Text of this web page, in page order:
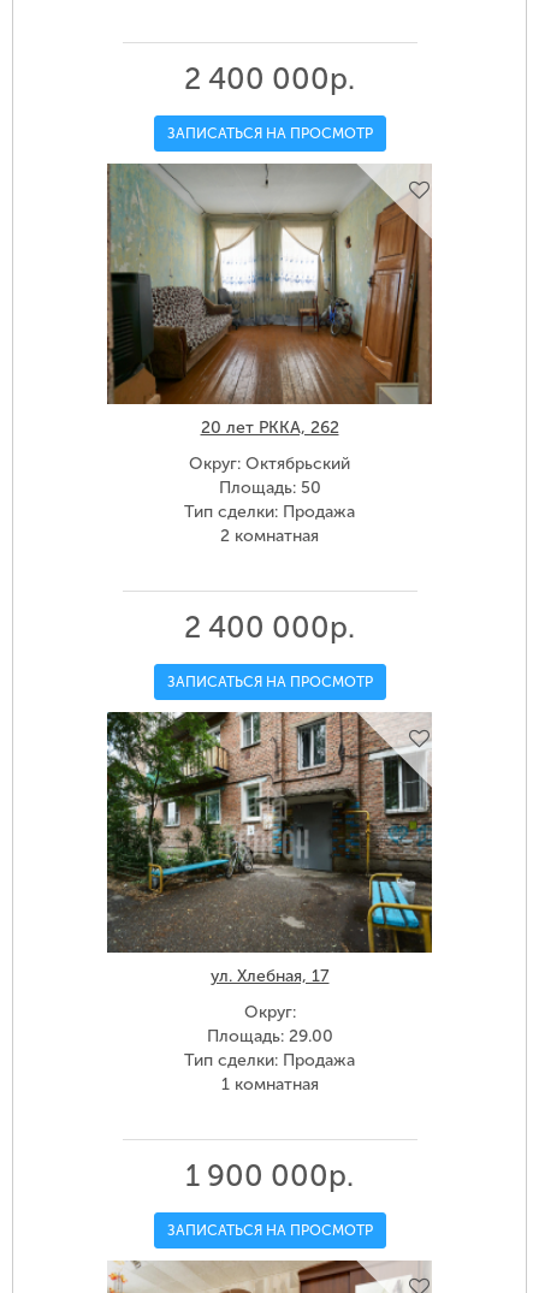
2 400 000р.
ЗАПИСАТЬСЯ НА ПРОСМОТР
20 лет РККА, 262
Округ: Октябрьский
Площадь: 50
Тип сделки: Продажа
2 комнатная
2 400 000р.
ЗАПИСАТЬСЯ НА ПРОСМОТР
ул. Хлебная, 17
Округ:
Площадь: 29.00
Тип сделки: Продажа
1 комнатная
1 900 000р.
ЗАПИСАТЬСЯ НА ПРОСМОТР